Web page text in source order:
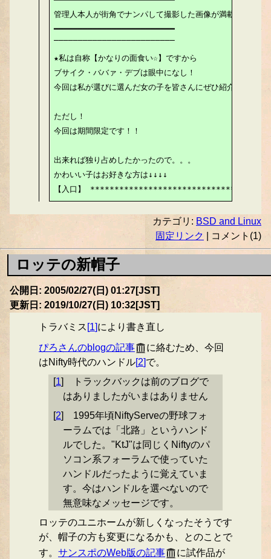
管理人本人が街角でナンパして撮影した画像が満載！！
━━━━━━━━━━━━━━━━━━━━━━━━━
‾‾‾‾‾‾‾‾‾‾‾‾‾‾‾‾‾‾‾‾‾‾‾‾‾
★私は自称【かなりの面食い☆】ですから
ブサイク・ババァ・デブは眼中になし！
今回は私が選びに選んだ女の子を皆さんにぜひ紹介したい！
ただし！
今回は期間限定です！！
出来れば独り占めしたかったので。。。
かわいい子はお好きな方は↓↓↓↓
【入口】
カテゴリ: BSD and Linux
固定リンク
| コメント(1)
ロッテの新帽子
公開日: 2005/02/27(日) 01:27[JST]
更新日: 2019/10/27(日) 10:32[JST]
トラバミス [1]により書き直し
ぴろさんのblogの記事
に絡むため、今回
はNifty時代のハンドル[2]で。
[1]
トラックバックは前のブログで
はありましたがいまはありません
[2]
1995年頃NiftyServeの野球フォ
ーラムでは「北路」というハンド
ルでした。"KtJ"は同じくNiftyのパ
ソコン系フォーラムで使っていた
ハンドルだったように覚えていま
す。今はハンドルを選べないので
無意味なメッセージです。
ロッテのユニホームが新しくなったそうです
が、帽子の方も変更になるかも、とのことで
す。 サンスポのWeb版の記事
に試作品が